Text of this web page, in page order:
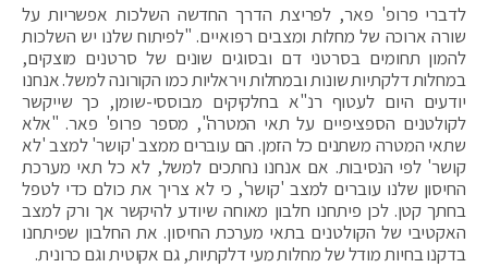
לדברי פרופ' פאר, לפריצת הדרך החדשה השלכות אפשריות על
שורה ארוכה של מחלות ומצבים רפואיים. "לפיתוח שלנו יש השלכות
להמון תחומים בסרטני דם ובסוגים שונים של סרטנים מוצקים,
במחלות דלקתיות שונות ובמחלות ויראליות כמו הקורונה למשל. אנחנו
יודעים היום לעטוף רנ"א בחלקיקים מבוססי-שומן, כך שייקשר
לקולטנים הספציפיים על תאי המטרה", מספר פרופ' פאר. "אלא
שתאי המטרה משתנים כל הזמן. הם עוברים ממצב 'קושר' למצב 'לא
קושר' לפי הנסיבות. אם אנחנו נחתכים למשל, לא כל תאי מערכת
החיסון שלנו עוברים למצב 'קושר', כי לא צריך את כולם כדי לטפל
בחתך קטן. לכן פיתחנו חלבון מאוחה שיודע להיקשר אך ורק למצב
האקטיבי של הקולטנים בתאי מערכת החיסון. את החלבון שפיתחנו
בדקנו בחיות מודל של מחלות מעי דלקתיות, גם אקוטית וגם כרונית.